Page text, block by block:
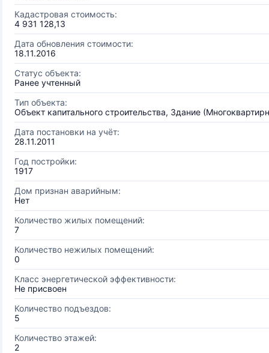
Кадастровая стоимость:
4 931 128,13
Дата обновления стоимости:
18.11.2016
Статус объекта:
Ранее учтенный
Тип объекта:
Объект капитального строительства, Здание
Дата постановки на учёт:
28.11.2011
Год постройки:
1917
Дом признан аварийным:
Нет
Количество жилых помещений:
7
Количество нежилых помещений:
0
Класс энергетической эффективности:
Не присвоен
Количество подъездов:
5
Количество этажей:
2